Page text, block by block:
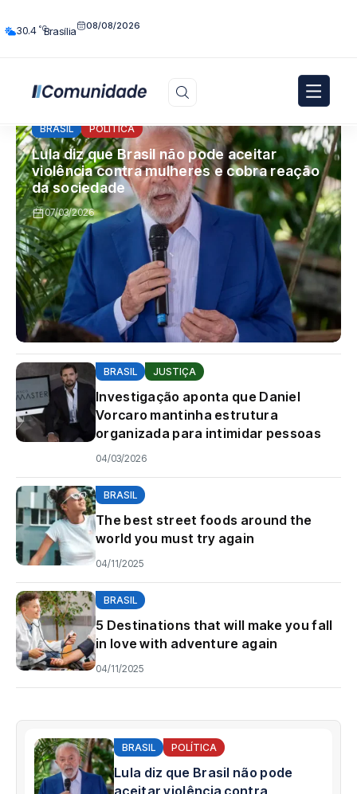
30.4 °CBrasília 08/08/2026
BRASIL POLÍTICA
Lula diz que Brasil não pode aceitar
violência contra mulheres e cobra reação
da sociedade
07/03/2026
BRASIL JUSTIÇA
Investigação aponta que Daniel
Vorcaro mantinha estrutura
organizada para intimidar pessoas
04/03/2026
BRASIL
The best street foods around the
world you must try again
04/11/2025
BRASIL
5 Destinations that will make you fall
in love with adventure again
04/11/2025
BRASIL POLÍTICA
Lula diz que Brasil não pode
aceitar violência contra